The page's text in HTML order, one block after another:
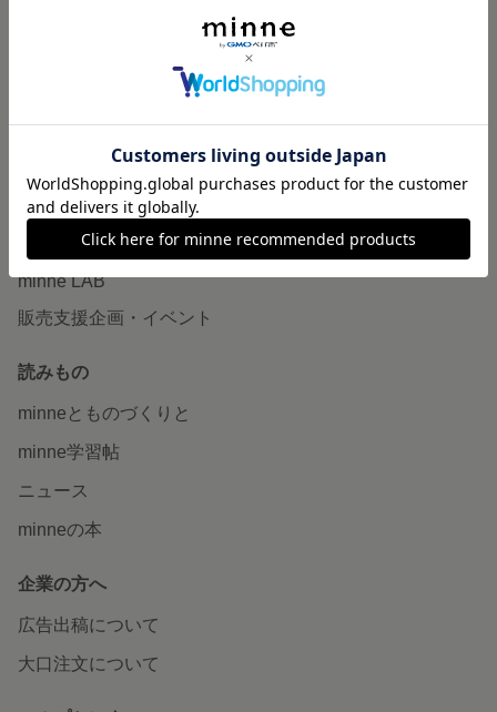
食品販売
ダウンロード販売
minne PLUS
minne LAB
販売支援企画・イベント
読みもの
minneとものづくりと
minne学習帖
ニュース
minneの本
企業の方へ
広告出稿について
大口注文について